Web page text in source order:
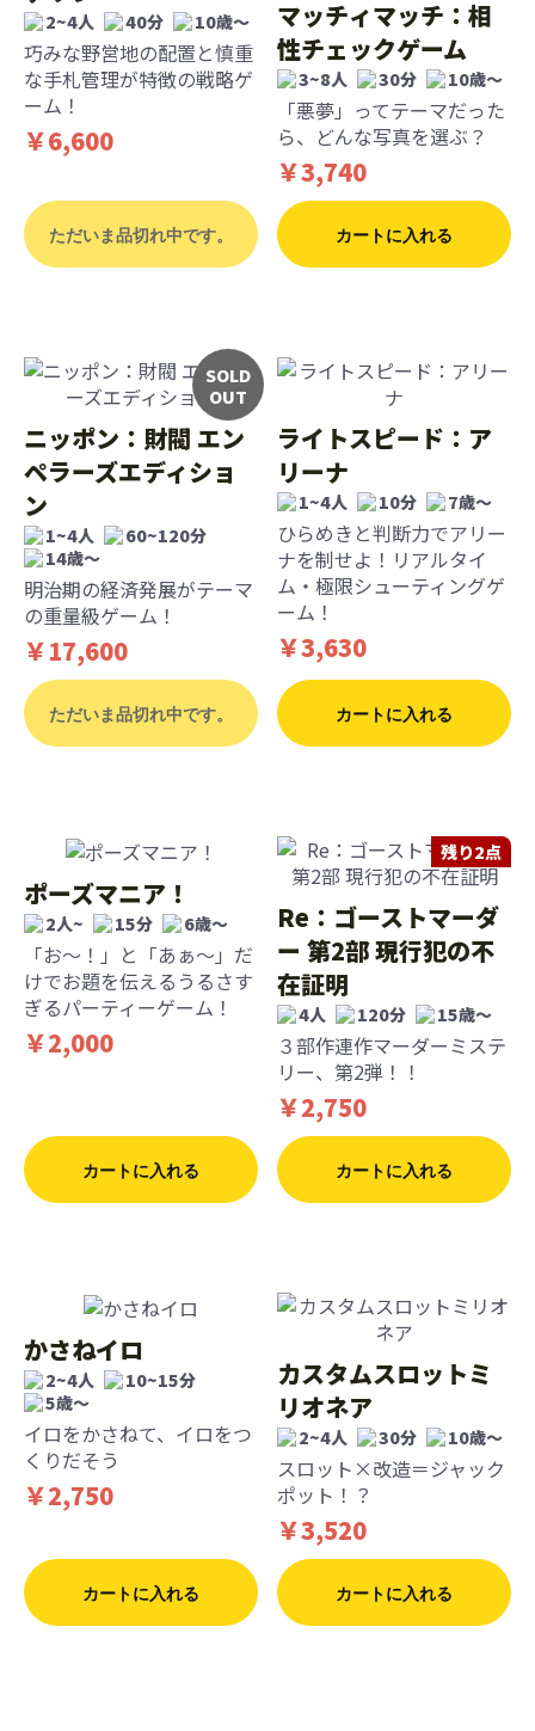
2~4人 40分 10歳〜
巧みな野営地の配置と慎重
な手札管理が特徴の戦略ゲ
ーム！
￥6,600
ただいま品切れ中です。
マッチィマッチ：相
性チェックゲーム
3~8人 30分 10歳〜
「悪夢」ってテーマだった
ら、どんな写真を選ぶ？
￥3,740
カートに入れる
SOLD
OUT
ニッポン：財閥 エン
ペラーズエディショ
ン
1~4人
60~120分
14歳〜
明治期の経済発展がテーマ
の重量級ゲーム！
￥17,600
ただいま品切れ中です。
ライトスピード：ア
リーナ
1~4人 10分 7歳〜
ひらめきと判断力でアリー
ナを制せよ！リアルタイ
ム・極限シューティングゲ
ーム！
￥3,630
カートに入れる
ポーズマニア！
2人~ 15分 6歳〜
「お～！」と「あぁ～」だ
けでお題を伝えるうるさす
ぎるパーティーゲーム！
￥2,000
カートに入れる
残り2点
Re：ゴーストマーダ
ー 第2部 現行犯の不
在証明
4人 120分 15歳〜
３部作連作マーダーミステ
リー、第2弾！！
￥2,750
カートに入れる
かさねイロ
2~4人
10~15分
5歳〜
イロをかさねて、イロをつ
くりだそう
￥2,750
カートに入れる
カスタムスロットミ
リオネア
2~4人 30分 10歳〜
スロット×改造＝ジャック
ポット！？
￥3,520
カートに入れる